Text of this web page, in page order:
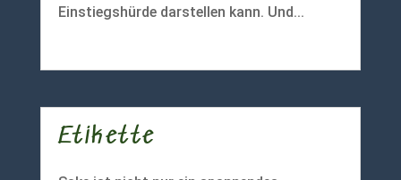
Einstiegshürde darstellen kann. Und...
Etikette